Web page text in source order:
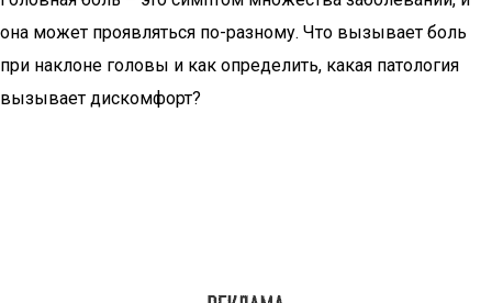
она может проявляться по-разному. Что вызывает боль
при наклоне головы и как определить, какая патология
вызывает дискомфорт?